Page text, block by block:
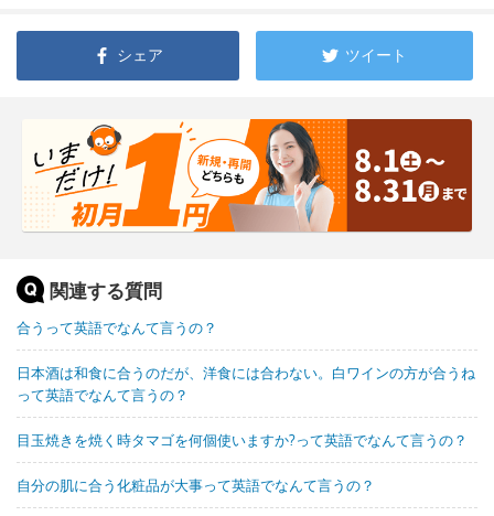
シェア ツイート
関連する質問
合うって英語でなんて言うの？
日本酒は和食に合うのだが、洋食には合わない。白ワインの方が合うね
って英語でなんて言うの？
目玉焼きを焼く時タマゴを何個使いますか?って英語でなんて言うの？
自分の肌に合う化粧品が大事って英語でなんて言うの？